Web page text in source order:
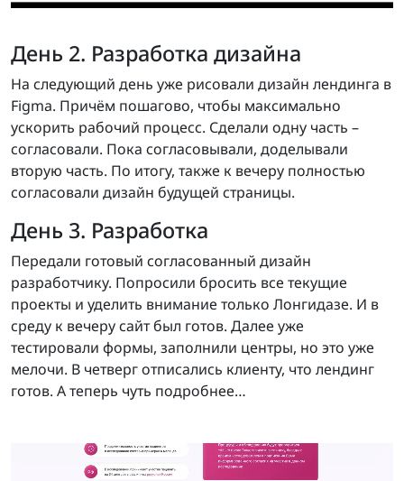
День 2. Разработка дизайна
На следующий день уже рисовали дизайн лендинга в
Figma. Причём пошагово, чтобы максимально
ускорить рабочий процесс. Сделали одну часть –
согласовали. Пока согласовывали, доделывали
вторую часть. По итогу, также к вечеру полностью
согласовали дизайн будущей страницы.
День 3. Разработка
Передали готовый согласованный дизайн
разработчику. Попросили бросить все текущие
проекты и уделить внимание только Лонгидазе. И в
среду к вечеру сайт был готов. Далее уже
тестировали формы, заполнили центры, но это уже
мелочи. В четверг отписались клиенту, что лендинг
готов. А теперь чуть подробнее…